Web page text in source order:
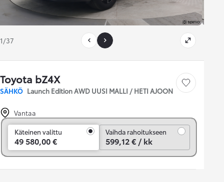
1/37
Toyota bZ4X
SÄHKÖ Launch Edition AWD UUSI MALLI / HETI AJOON
Tallenna auto
Vantaa
Käteinen valittu
49 580,00 €
Vaihda rahoitukseen
599,12 € / kk